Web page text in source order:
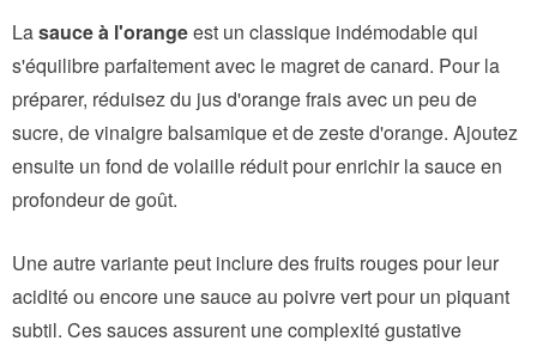
Lasauce à l'orangeest un classique indémodable qui
s'équilibre parfaitement avec le magret de canard. Pour la
préparer, réduisez du jus d'orange frais avec un peu de
sucre, de vinaigre balsamique et de zeste d'orange. Ajoutez
ensuite un fond de volaille réduit pour enrichir la sauce en
profondeur de goût.
Une autre variante peut inclure des fruits rouges pour leur
acidité ou encore une sauce au poivre vert pour un piquant
subtil. Ces sauces assurent une complexité gustative